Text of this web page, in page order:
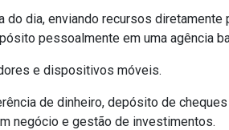
dia, enviando recursos diretamente
pessoalmente em uma agência
e dispositivos móveis.
de dinheiro, depósito de
negócio e gestão de investimentos.